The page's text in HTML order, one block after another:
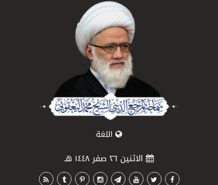
اللغة
الاثنين ٢٦ صفر ١٤٤٨ هـ